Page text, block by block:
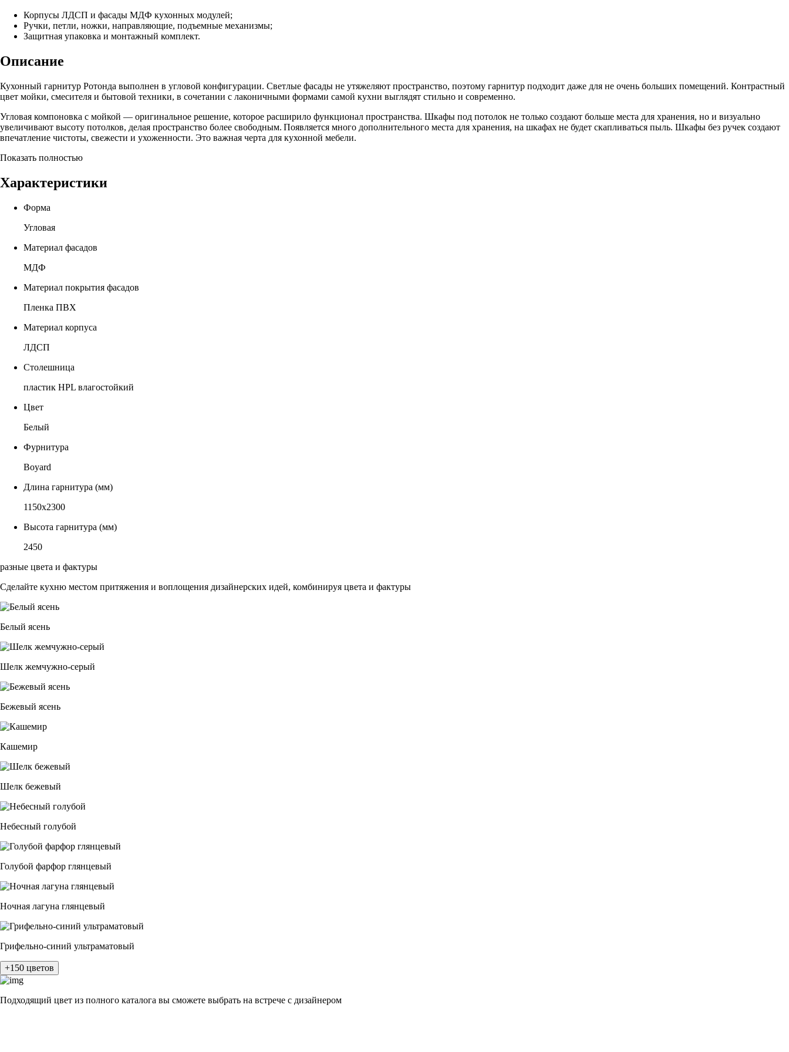
Корпусы ЛДСП и фасады МДФ кухонных модулей;
Ручки, петли, ножки, направляющие, подъемные механизмы;
Защитная упаковка и монтажный комплект.
Описание
Кухонный гарнитур Ротонда выполнен в угловой конфигурации. Светлые фасады не утяжеляют пространство, поэтому гарнитур подходит даже для не очень больших помещений. Контрастный
цвет мойки, смесителя и бытовой техники, в сочетании с лаконичными формами самой кухни выглядят стильно и современно.
Угловая компоновка с мойкой — оригинальное решение, которое расширило функционал пространства. Шкафы под потолок не только создают больше места для хранения, но и визуально
увеличивают высоту потолков, делая пространство более свободным. Появляется много дополнительного места для хранения, на шкафах не будет скапливаться пыль. Шкафы без ручек создают
впечатление чистоты, свежести и ухоженности. Это важная черта для кухонной мебели.
Показать полностью
Характеристики
Форма
Угловая
Материал фасадов
МДФ
Материал покрытия фасадов
Пленка ПВХ
Материал корпуса
ЛДСП
Столешница
пластик HPL влагостойкий
Цвет
Белый
Фурнитура
Boyard
Длина гарнитура (мм)
1150х2300
Высота гарнитура (мм)
2450
разные цвета и фактуры
Сделайте кухню местом притяжения и воплощения дизайнерских идей, комбинируя цвета и фактуры
Белый ясень
Шелк жемчужно-серый
Бежевый ясень
Кашемир
Шелк бежевый
Небесный голубой
Голубой фарфор глянцевый
Ночная лагуна глянцевый
Грифельно-синий ультраматовый
+150 цветов
Подходящий цвет из полного каталога вы сможете выбрать на встрече с дизайнером